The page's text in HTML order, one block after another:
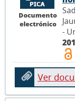
Documento
electrónico
-
Ver